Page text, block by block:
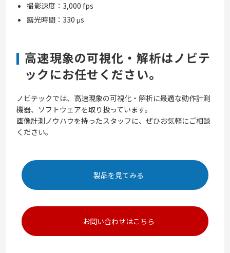
撮影速度：3,000 fps
露光時間：330 μs
高速現象の可視化・解析はノビテ
ックにお任せください。
ノビテックでは、高速現象の可視化・解析に最適な動作計測
機器、ソフトウェアを取り扱っています。
画像計測ノウハウを持ったスタッフに、ぜひお気軽にご相談
ください。
製品を見てみる
お問い合わせはこちら